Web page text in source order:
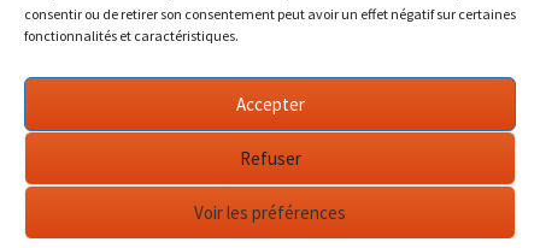
consentir ou de retirer son consentement peut avoir un effet négatif sur certaines
fonctionnalités et caractéristiques.
Accepter
Refuser
Voir les préférences
Fièrement propulsé par WordPress